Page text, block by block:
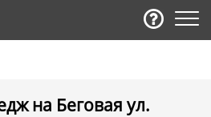
на Беговая ул.